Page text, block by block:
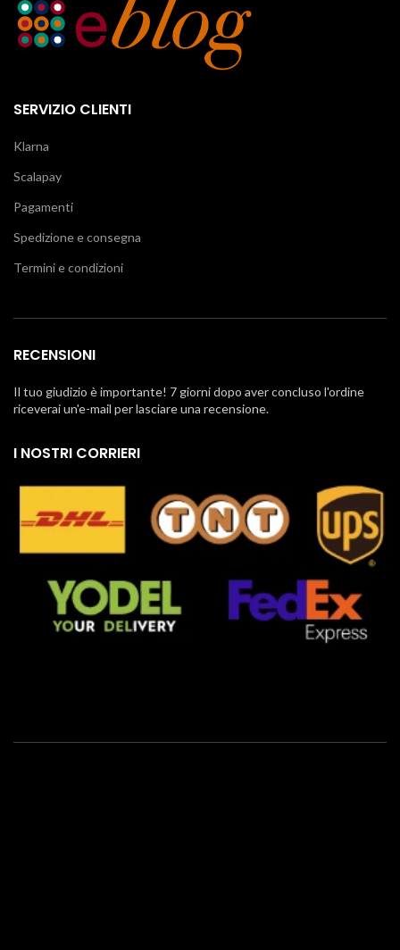
SERVIZIO CLIENTI
Klarna
Scalapay
Pagamenti
Spedizione e consegna
Termini e condizioni
RECENSIONI
Il tuo giudizio è importante! 7 giorni dopo aver concluso l'ordine
riceverai un'e-mail per lasciare una recensione.
I NOSTRI CORRIERI